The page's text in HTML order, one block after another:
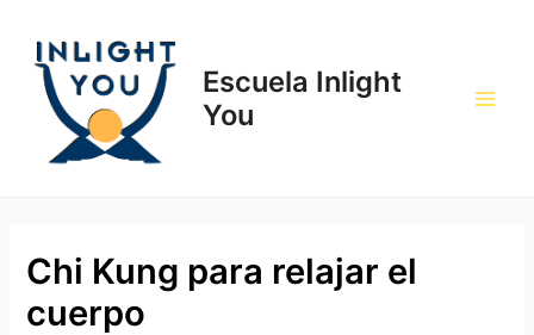
contenido
Escuela Inlight
You
Chi Kung para relajar el
cuerpo
entradas